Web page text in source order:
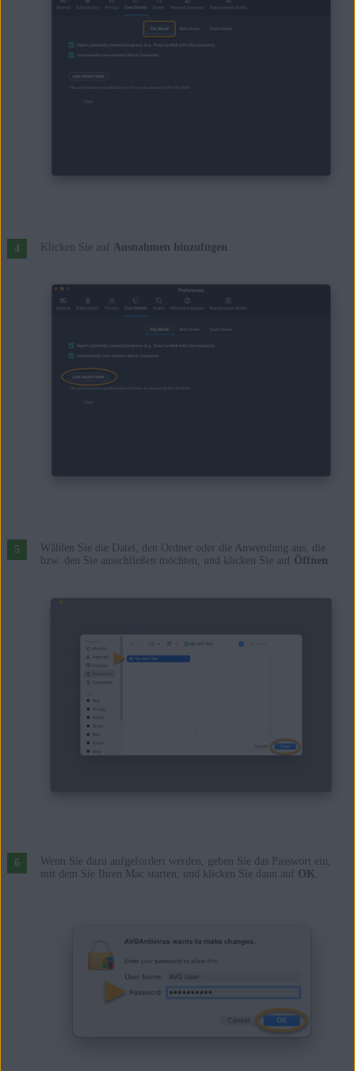
Klicken Sie auf Ausnahmen hinzufügen.
Wählen Sie die Datei, den Ordner oder die Anwendung aus, die
bzw. den Sie ausschließen möchten, und klicken Sie auf Öffnen.
Wenn Sie dazu aufgefordert werden, geben Sie das Passwort ein,
mit dem Sie Ihren Mac starten, und klicken Sie dann auf OK.